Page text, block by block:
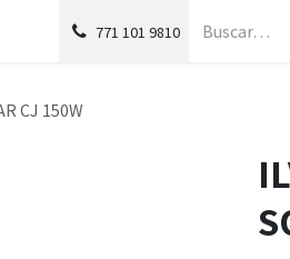
771 101 9810
CJ 150W